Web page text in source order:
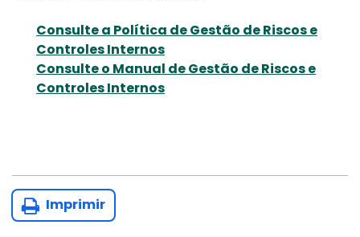
Consulte a Política de Gestão de Riscos e
Controles Internos
Consulte o Manual de Gestão de Riscos e
Controles Internos
Imprimir